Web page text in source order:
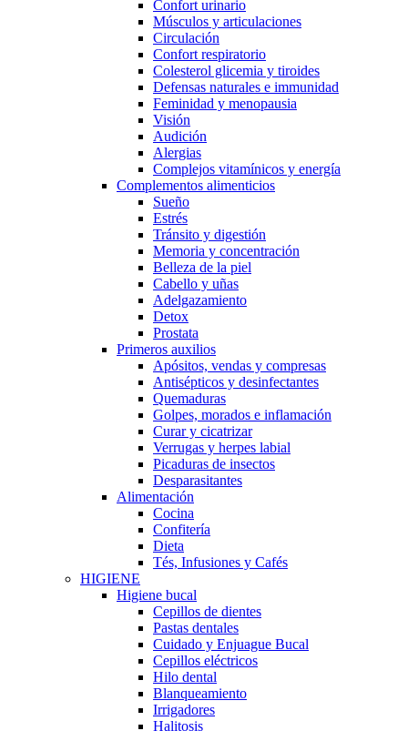
Confort urinario
Músculos y articulaciones
Circulación
Confort respiratorio
Colesterol glicemia y tiroides
Defensas naturales e immunidad
Feminidad y menopausia
Visión
Audición
Alergias
Complejos vitamínicos y energía
Complementos alimenticios
Sueño
Estrés
Tránsito y digestión
Memoria y concentración
Belleza de la piel
Cabello y uñas
Adelgazamiento
Detox
Prostata
Primeros auxilios
Apósitos, vendas y compresas
Antisépticos y desinfectantes
Quemaduras
Golpes, morados e inflamación
Curar y cicatrizar
Verrugas y herpes labial
Picaduras de insectos
Desparasitantes
Alimentación
Cocina
Confitería
Dieta
Tés, Infusiones y Cafés
HIGIENE
Higiene bucal
Cepillos de dientes
Pastas dentales
Cuidado y Enjuague Bucal
Cepillos eléctricos
Hilo dental
Blanqueamiento
Irrigadores
Halitosis